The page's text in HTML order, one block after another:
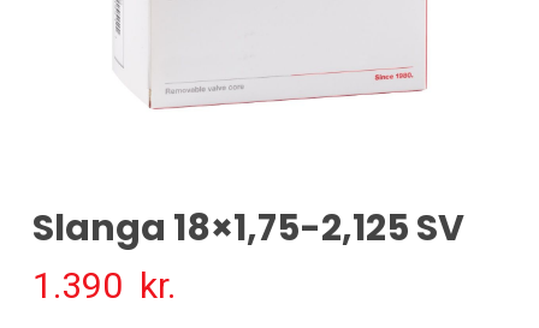
Slanga 18×1,75-2,125 SV
1.390 kr.